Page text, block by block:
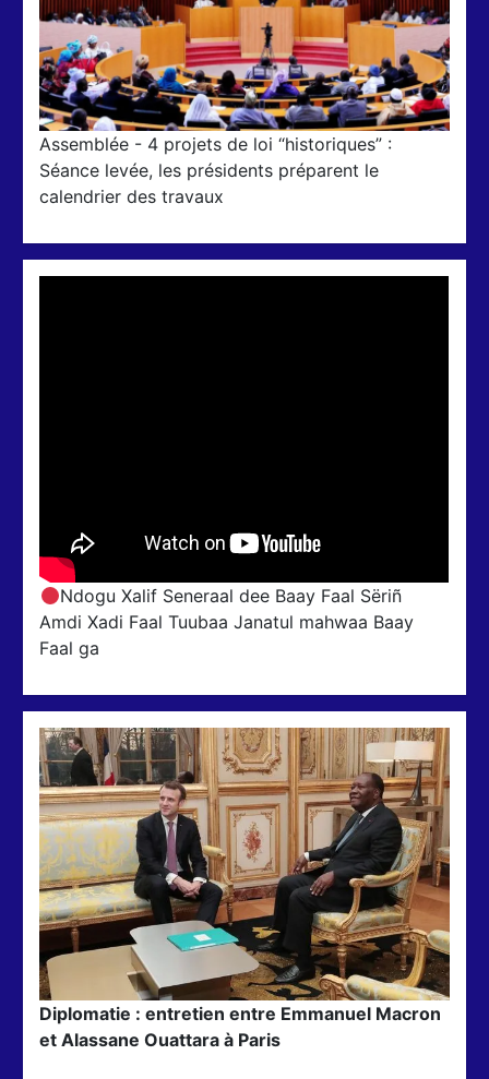
Assemblée - 4 projets de loi “historiques” :
Séance levée, les présidents préparent le
calendrier des travaux
Ndogu Xalif Seneraal dee Baay Faal Sëriñ
Amdi Xadi Faal Tuubaa Janatul mahwaa Baay
Faal ga
Diplomatie : entretien entre Emmanuel Macron
et Alassane Ouattara à Paris